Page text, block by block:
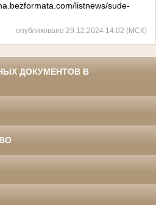
listnews/sude-
опубликовано 29.12.2024 14:02 (МСК)
ДОКУМЕНТОВ В